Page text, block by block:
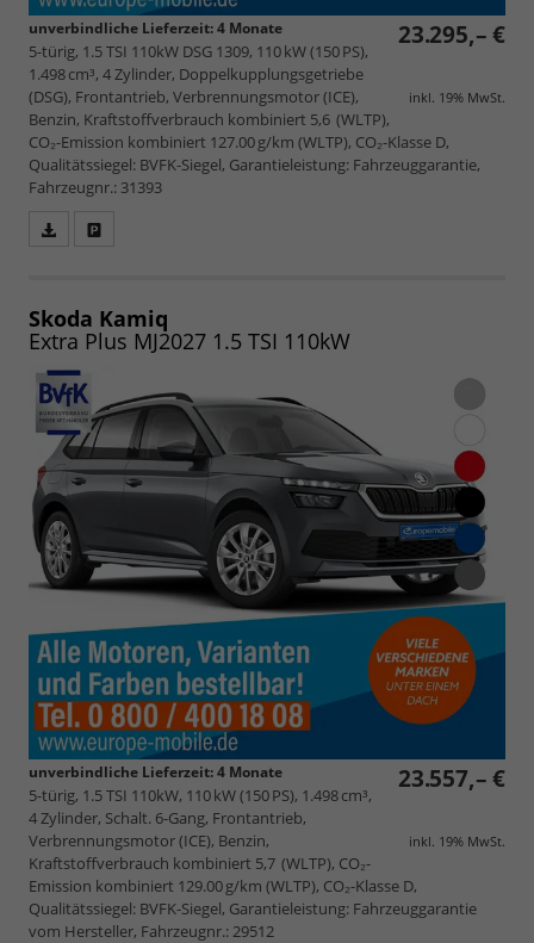
23.295,– €
inkl. 19% MwSt.
unverbindliche Lieferzeit:4 Monate
5-türig, 1.5 TSI 110kW DSG 1309, 110 kW (150 PS),
1.498 cm³, 4 Zylinder, Doppelkupplungsgetriebe
(DSG), Frontantrieb, Verbrennungsmotor (ICE),
Benzin, Kraftstoffverbrauch kombiniert 5,6 (WLTP),
CO₂-Emission kombiniert 127.00 g/km (WLTP), CO₂-Klasse D,
Qualitätssiegel: BVFK-Siegel, Garantieleistung: Fahrzeuggarantie,
Fahrzeugnr.: 31393
speichern/drucken
Skoda Kamiq
Extra Plus MJ2027 1.5 TSI 110kW
23.557,– €
inkl. 19% MwSt.
unverbindliche Lieferzeit:4 Monate
5-türig, 1.5 TSI 110kW, 110 kW (150 PS), 1.498 cm³,
4 Zylinder, Schalt. 6-Gang, Frontantrieb,
Verbrennungsmotor (ICE), Benzin,
Kraftstoffverbrauch kombiniert 5,7 (WLTP), CO₂-
Emission kombiniert 129.00 g/km (WLTP), CO₂-Klasse D,
Qualitätssiegel: BVFK-Siegel, Garantieleistung: Fahrzeuggarantie
vom Hersteller, Fahrzeugnr.: 29512